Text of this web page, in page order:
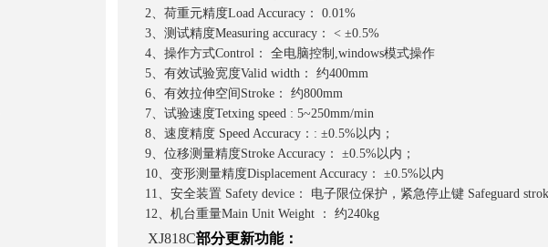
2、荷重元精度Load Accuracy： 0.01%
3、测试精度Measuring accuracy： < ±0.5%
4、操作方式Control： 全电脑控制,windows模式操作
5、有效试验宽度Valid width： 约400mm
6、有效拉伸空间Stroke： 约800mm
7、试验速度Tetxing speed : 5~250mm/min
8、速度精度 Speed Accuracy：: ±0.5%以内；
9、位移测量精度Stroke Accuracy： ±0.5%以内；
10、变形测量精度Displacement Accuracy： ±0.5%以内
11、安全装置 Safety device： 电子限位保护，紧急停止键 Safeguard
12、机台重量Main Unit Weight ： 约240kg
XJ818C部分更新功能：